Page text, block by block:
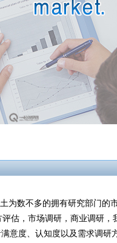
为数不多的拥有研究部门的
估，市场调研，商业调研，
意度、认知度以及需求调研